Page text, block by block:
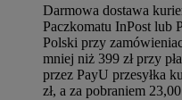
Darmowa dostawa
Paczkomatu InPost lub
Polski przy
mniej niż 399 zł przy
przez PayU przesyłka
zł, a za pobraniem 23,00